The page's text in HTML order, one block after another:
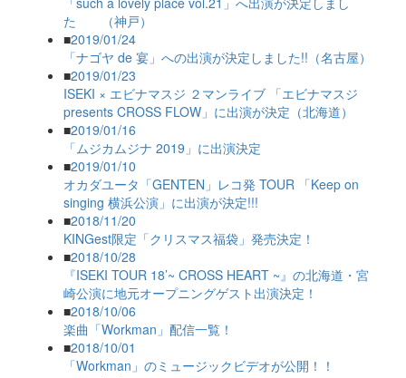
た （神戸）
■2019/01/24
「ナゴヤ de 宴」への出演が決定しました!!（名古屋）
■2019/01/23
ISEKI × エビナマスジ ２マンライブ 「エビナマスジ
presents CROSS FLOW」に出演が決定（北海道）
■2019/01/16
「ムジカムジナ 2019」に出演決定
■2019/01/10
オカダユータ「GENTEN」レコ発 TOUR 「Keep on
singing 横浜公演」に出演が決定!!!
■2018/11/20
KINGest限定「クリスマス福袋」発売決定！
■2018/10/28
『ISEKI TOUR 18’~ CROSS HEART ~』の北海道・宮
崎公演に地元オープニングゲスト出演決定！
■2018/10/06
楽曲「Workman」配信一覧！
■2018/10/01
「Workman」のミュージックビデオが公開！！